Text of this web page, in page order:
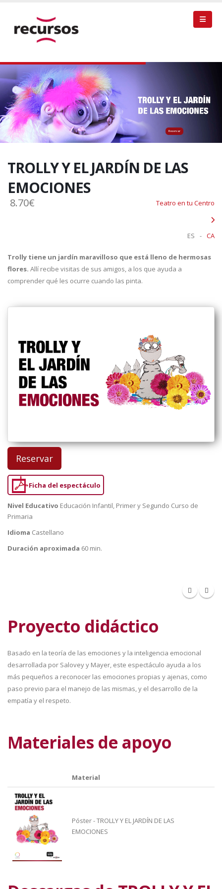
Reservar
TROLLY Y EL JARDÍN DE LAS
EMOCIONES
8.70€ Teatro en tu Centro
CA
-
ES
Trolly tiene un jardín maravilloso que está lleno de hermosas
flores. Allí recibe visitas de sus amigos, a los que ayuda a
comprender qué les ocurre cuando las pinta.
Reservar
Ficha del espectáculo
Nivel Educativo Educación Infantil, Primer y Segundo Curso de
Primaria
Idioma Castellano
Duración aproximada 60 min.
Proyecto didáctico
Basado en la teoría de las emociones y la inteligencia emocional
desarrollada por Salovey y Mayer, este espectáculo ayuda a los
más pequeños a reconocer las emociones propias y ajenas, como
paso previo para el manejo de las mismas, y el desarrollo de la
empatía y el respeto.
Materiales de apoyo
Material
Póster - TROLLY Y EL JARDÍN DE LAS
EMOCIONES